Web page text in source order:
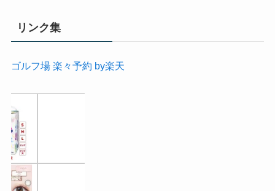
リンク集
ゴルフ場 楽々予約 by楽天